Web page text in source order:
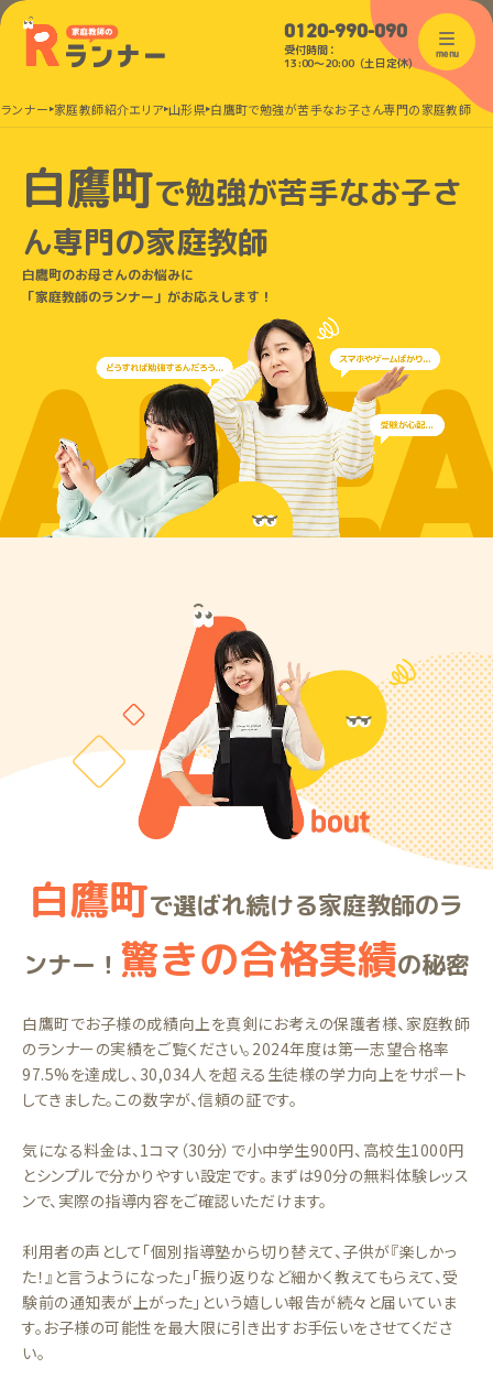
0120-990-090
受付時間：
13:00〜20:00（土日定休）
menu
ンナー 家庭教師紹介エリア 山形県 白鷹町で勉強が苦手なお子さん専門の家庭教師
白鷹町で勉強が苦手なお子さ
ん専門の家庭教師
白鷹町のお母さんのお悩みに
「家庭教師のランナー」がお応えします！
白鷹町で選ばれ続ける家庭教師のラ
ンナー！ 驚きの合格実績の秘密
白鷹町でお子様の成績向上を真剣にお考えの保護者様、家庭教師
のランナーの実績をご覧ください。2024年度は第一志望合格率
97.5%を達成し、30,034人を超える生徒様の学力向上をサポート
してきました。この数字が、信頼の証です。
気になる料金は、1コマ（30分）で小中学生900円、高校生1000円
とシンプルで分かりやすい設定です。まずは90分の無料体験レッス
ンで、実際の指導内容をご確認いただけます。
利用者の声として「個別指導塾から切り替えて、子供が『楽しかっ
た！』と言うようになった」「振り返りなど細かく教えてもらえて、受
験前の通知表が上がった」という嬉しい報告が続々と届いていま
す。お子様の可能性を最大限に引き出すお手伝いをさせてくださ
い。